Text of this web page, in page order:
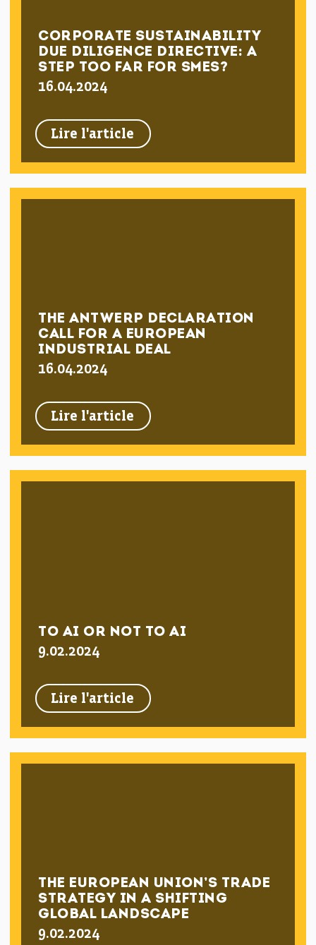
CORPORATE SUSTAINABILITY
DUE DILIGENCE DIRECTIVE: A
STEP TOO FAR FOR SMES?
Lire l'article
16.04.2024
THE ANTWERP DECLARATION
CALL FOR A EUROPEAN
INDUSTRIAL DEAL
Lire l'article
16.04.2024
TO AI OR NOT TO AI
Lire l'article
9.02.2024
THE EUROPEAN UNION’S TRADE
STRATEGY IN A SHIFTING
GLOBAL LANDSCAPE
9.02.2024